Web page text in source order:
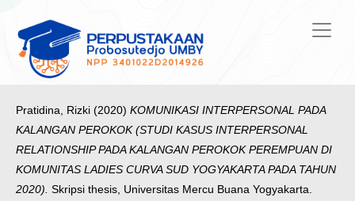
Pratidina, Rizki (2020) KOMUNIKASI INTERPERSONAL PADA
KALANGAN PEROKOK (STUDI KASUS INTERPERSONAL
RELATIONSHIP PADA KALANGAN PEROKOK PEREMPUAN DI
KOMUNITAS LADIES CURVA SUD YOGYAKARTA PADA TAHUN
2020). Skripsi thesis, Universitas Mercu Buana Yogyakarta.